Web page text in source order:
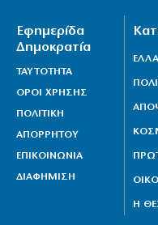
Εφημερίδα
Δημοκρατία
ΤΑΥΤΟΤΗΤΑ
ΟΡΟΙ ΧΡΗΣΗΣ
ΠΟΛΙΤΙΚΗ
ΑΠΟΡΡΗΤΟΥ
ΕΠΙΚΟΙΝΩΝΙΑ
ΔΙΑΦΗΜΙΣΗ
Η